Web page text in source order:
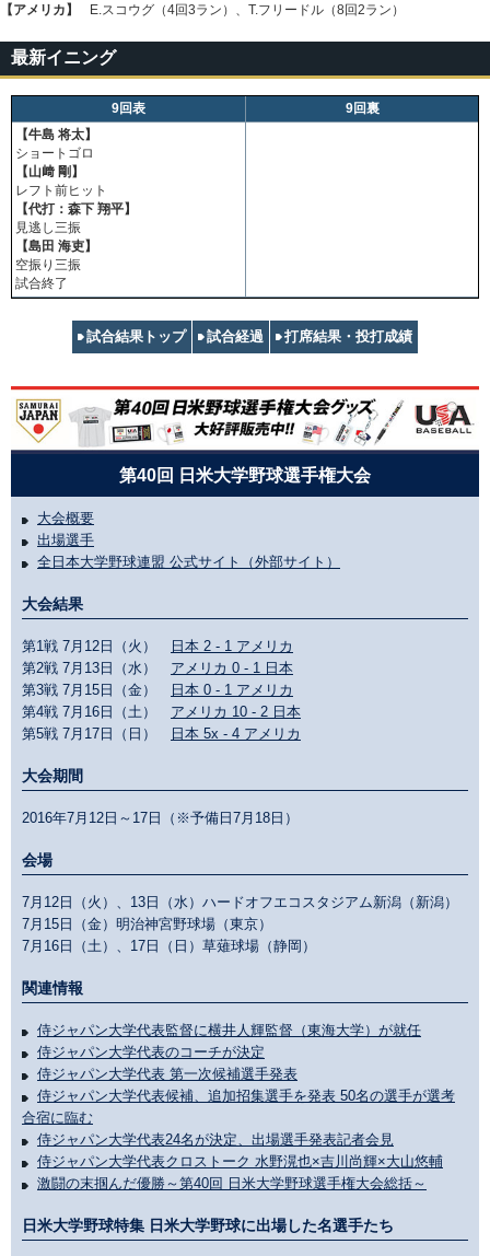
【アメリカ】
E.スコウグ（4回3ラン）、T.フリードル（8回2ラン）
最新イニング
9回表
9回裏
【牛島 将太】
ショートゴロ
【山﨑 剛】
レフト前ヒット
【代打：森下 翔平】
見逃し三振
【島田 海吏】
空振り三振
試合終了
試合結果トップ 試合経過 打席結果・投打成績
第40回 日米大学野球選手権大会
大会概要
出場選手
全日本大学野球連盟 公式サイト（外部サイト）
大会結果
第1戦 7月12日（火）
日本 2 - 1 アメリカ
第2戦 7月13日（水） アメリカ 0 - 1 日本
第3戦 7月15日（金）
日本 0 - 1 アメリカ
第4戦 7月16日（土） アメリカ 10 - 2 日本
第5戦 7月17日（日）
日本 5x - 4 アメリカ
大会期間
2016年7月12日～17日（※予備日7月18日）
会場
7月12日（火）、13日（水）ハードオフエコスタジアム新潟（新潟）
7月15日（金）明治神宮野球場（東京）
7月16日（土）、17日（日）草薙球場（静岡）
関連情報
侍ジャパン大学代表監督に横井人輝監督（東海大学）が就任
侍ジャパン大学代表のコーチが決定
侍ジャパン大学代表 第一次候補選手発表
侍ジャパン大学代表候補、追加招集選手を発表 50名の選手が選考
合宿に臨む
侍ジャパン大学代表24名が決定、出場選手発表記者会見
侍ジャパン大学代表クロストーク 水野滉也×吉川尚輝×大山悠輔
激闘の末掴んだ優勝～第40回 日米大学野球選手権大会総括～
日米大学野球特集 日米大学野球に出場した名選手たち